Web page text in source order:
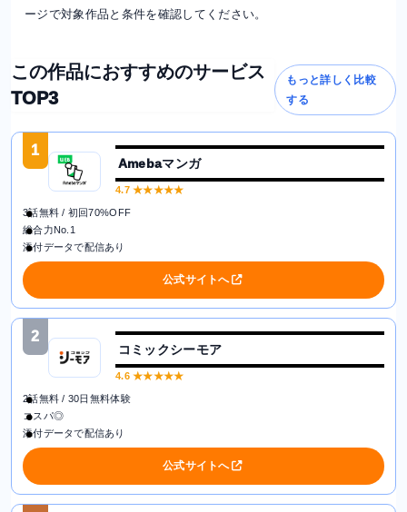
ージで対象作品と条件を確認してください。
この作品におすすめのサービス
TOP3
もっと詳しく比較
する
1
Amebaマンガ
4.7★★★★★
3話無料 / 初回70%OFF
総合力No.1
添付データで配信あり
公式サイトへ
2
コミックシーモア
4.6★★★★★
2話無料 / 30日無料体験
コスパ◎
添付データで配信あり
公式サイトへ